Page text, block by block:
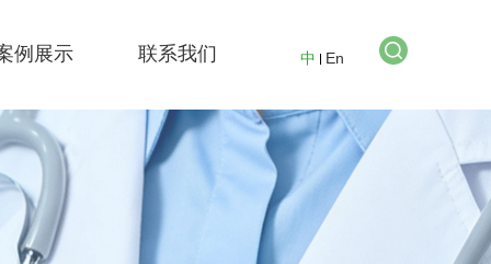
例展示 联系我们 中 En